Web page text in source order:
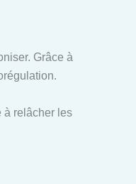
Grâce à
à relâcher les